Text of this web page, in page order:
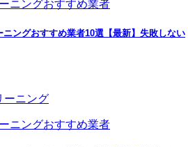
ングおすすめ業者10選【最新】失敗しない
ーニング